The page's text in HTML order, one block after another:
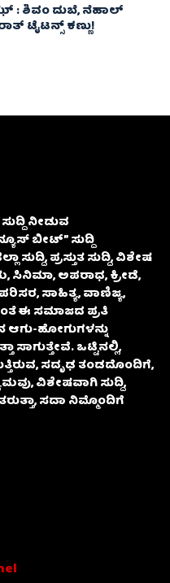
: ಶಿವಂ ದುಬೆ, ನೆಹಾಲ್
ಟೈಟನ್ಸ್ ಕಣ್ಣು!
ನೀಡುವ
ಬೀಟ್” ಸುದ್ದಿ
ಸುದ್ದಿ, ಪ್ರಸ್ತುತ ಸುದ್ದಿ, ವಿಶೇಷ
ಸಿನಿಮಾ, ಅಪರಾಧ, ಕ್ರೀಡೆ,
ಸಾಹಿತ್ಯ, ವಾಣಿಜ್ಯ,
ಈ ಸಮಾಜದ ಪ್ರತಿ
ಆಗು-ಹೋಗುಗಳನ್ನು
ಒಟ್ಟಿನಲ್ಲಿ,
ಸದೃಢ ತಂಡದೊಂದಿಗೆ,
ವಿಶೇಷವಾಗಿ ಸುದ್ದಿ,
ಸದಾ ನಿಮ್ಮೊಂದಿಗೆ